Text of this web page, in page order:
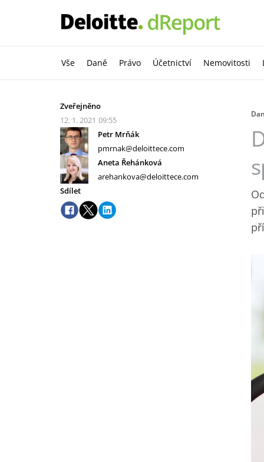
Vše Daně Právo Účetnictví Nemovitosti
Zveřejněno
12. 1. 2021 09:55
Petr Mrňák
pmrnak@deloittece.com
Aneta Řehánková
arehankova@deloittece.com
Sdílet